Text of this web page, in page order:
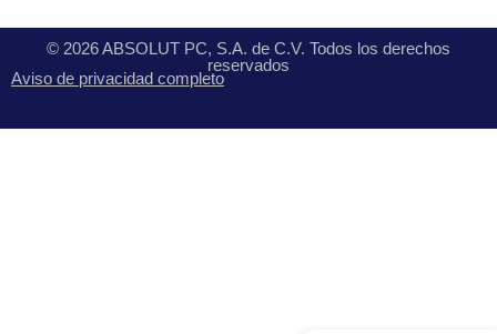
© 2026 ABSOLUT PC, S.A. de C.V. Todos los derechos
reservados
Aviso de privacidad completo